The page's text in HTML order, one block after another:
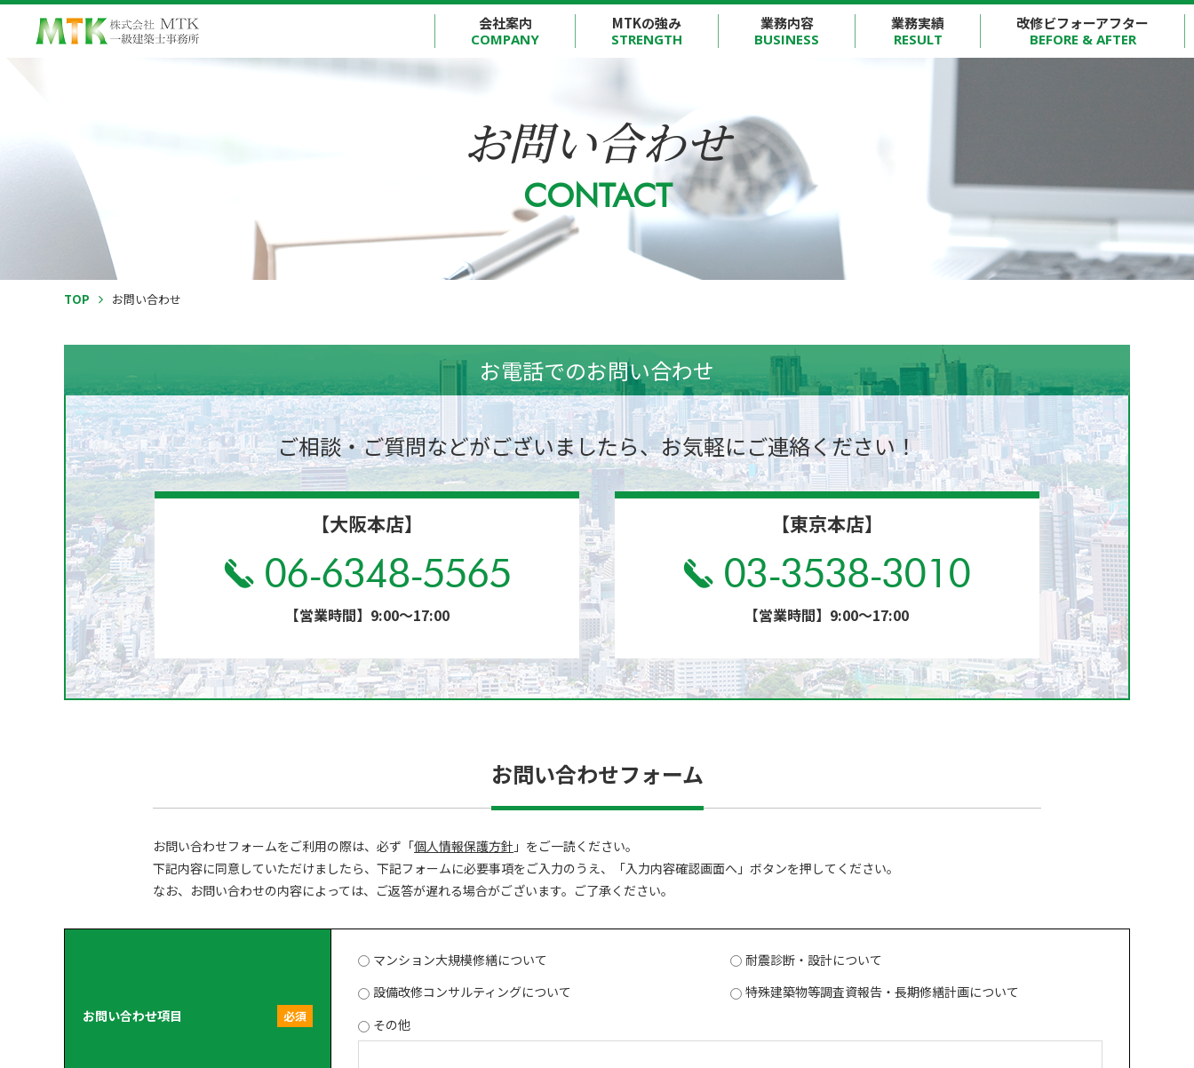
会社案内
COMPANY
MTKの強み
STRENGTH
業務内容
BUSINESS
業務実績
RESULT
改修ビフォーアフター
BEFORE & AFTER
お問い合わせ
CONTACT
TOP お問い合わせ
お電話でのお問い合わせ
ご相談・ご質問などがございましたら、お気軽にご連絡ください！
【大阪本店】
06-6348-5565
【営業時間】9:00～17:00
【東京本店】
03-3538-3010
【営業時間】9:00～17:00
お問い合わせフォーム
お問い合わせフォームをご利用の際は、必ず「個人情報保護方針 」をご一読ください。
下記内容に同意していただけましたら、下記フォームに必要事項をご入力のうえ、「入力内容確認画面へ」ボタンを押してください。
なお、お問い合わせの内容によっては、ご返答が遅れる場合がございます。ご了承ください。
お問い合わせ項目 必須
マンション大規模修繕について
耐震診断・設計について
設備改修コンサルティングについて
特殊建築物等調査資報告・長期修繕計画について
その他